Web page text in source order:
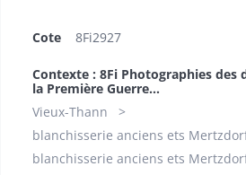
Cote 8Fi2927
Contexte : 8Fi Photographies des
la Première Guerre...
Vieux-Thann
blanchisserie anciens ets
blanchisserie anciens ets